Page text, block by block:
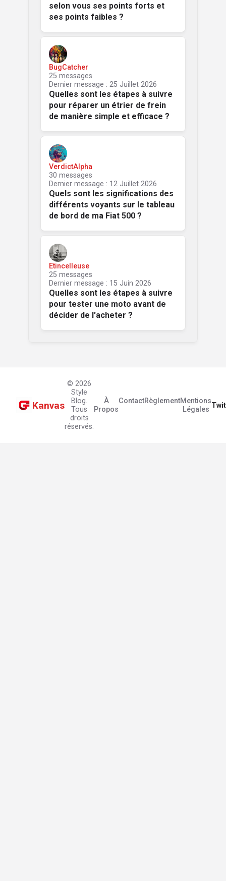
selon vous ses points forts et
ses points faibles ?
Quelles sont les étapes à suivre
pour réparer un étrier de frein
de manière simple et efficace ?
BugCatcher
25 messages
Dernier message : 25 Juillet 2026
Quels sont les significations des
différents voyants sur le tableau
de bord de ma Fiat 500 ?
VerdictAlpha
30 messages
Dernier message : 12 Juillet 2026
Quelles sont les étapes à suivre
pour tester une moto avant de
décider de l'acheter ?
Etincelleuse
25 messages
Dernier message : 15 Juin 2026
Kanvas
© 2026
Style
Blog.
Tous
droits
réservés.
À
Propos
ContactRèglementMentions
Légales